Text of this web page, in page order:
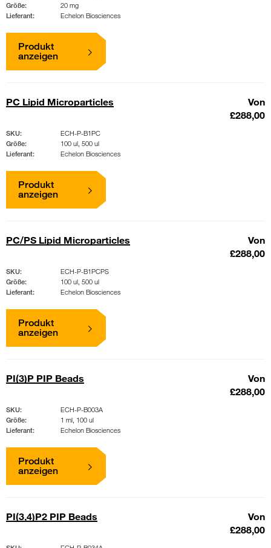
Größe:
20 mg
Lieferant:
Echelon Biosciences
Produkt
anzeigen
PC Lipid Microparticles
Von
£288,00
SKU:
ECH-P-B1PC
Größe:
100 ul, 500 ul
Lieferant:
Echelon Biosciences
Produkt
anzeigen
PC/PS Lipid Microparticles
Von
£288,00
SKU:
ECH-P-B1PCPS
Größe:
100 ul, 500 ul
Lieferant:
Echelon Biosciences
Produkt
anzeigen
PI(3)P PIP Beads
Von
£288,00
SKU:
ECH-P-B003A
Größe:
1 ml, 100 ul
Lieferant:
Echelon Biosciences
Produkt
anzeigen
PI(3,4)P2 PIP Beads
Von
£288,00